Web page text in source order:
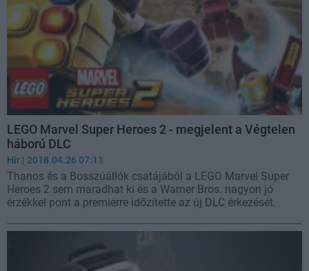
LEGO Marvel Super Heroes 2 - megjelent a Végtelen
háború DLC
Hír | 2018.04.26 07:11
Thanos és a Bosszúállók csatájából a LEGO Marvel Super
Heroes 2 sem maradhat ki és a Warner Bros. nagyon jó
érzékkel pont a premierre időzítette az új DLC érkezését.